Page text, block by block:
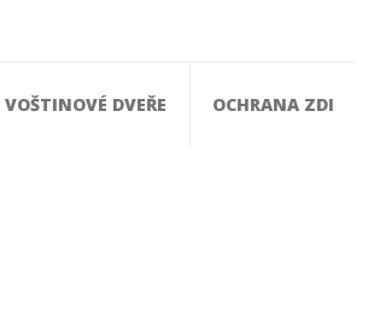
VOŠTINOVÉ DVEŘE OCHRANA ZDI